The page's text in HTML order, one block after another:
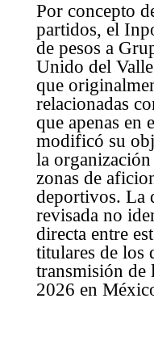
Por concepto
partidos, el
de pesos a
Unido del
que
relacionadas
que apenas en
modificó su
la
zonas de
deportivos. La
revisada no
directa entre
titulares de los
transmisión
2026 en